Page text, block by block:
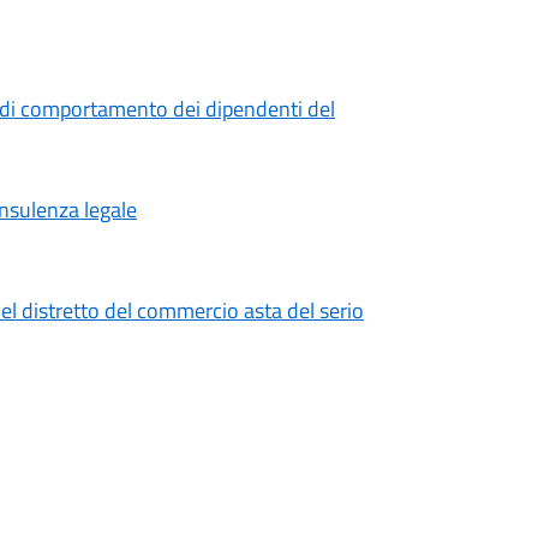
comportamento dei dipendenti del
legale
distretto del commercio asta del serio